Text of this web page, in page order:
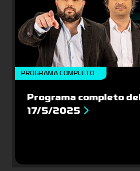
PROGRAMA COMPLETO
Programa completo
17/5/2025